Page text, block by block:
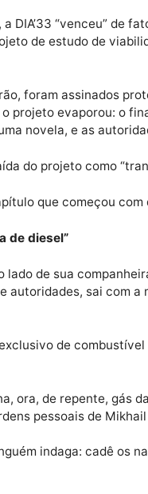
Bahia (agosto de
que, no
de 2024, a DIA’33
do Golfo e
direito o que isso
projeto de estudo
foram
o projeto
uma novela, e as
capítulo que
de diesel”